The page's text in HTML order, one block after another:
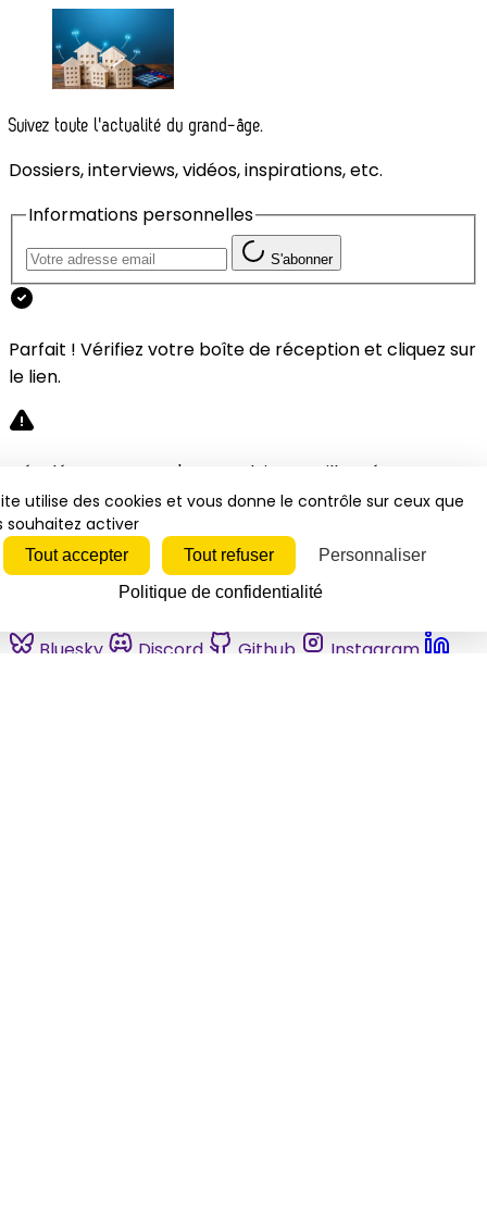
Suivez toute l'actualité du grand-âge.
Dossiers, interviews, vidéos, inspirations, etc.
Informations personnelles
S'abonner
Parfait ! Vérifiez votre boîte de réception et cliquez sur
le lien.
Désolé, une erreur s'est produite. Veuillez réessayer.
Fermer
Bluesky Discord Github
Instagram
utilise des cookies et vous donne le contrôle sur ceux que
souhaitez activer
Tout accepter Tout refuser
Personnaliser
Politique de confidentialité